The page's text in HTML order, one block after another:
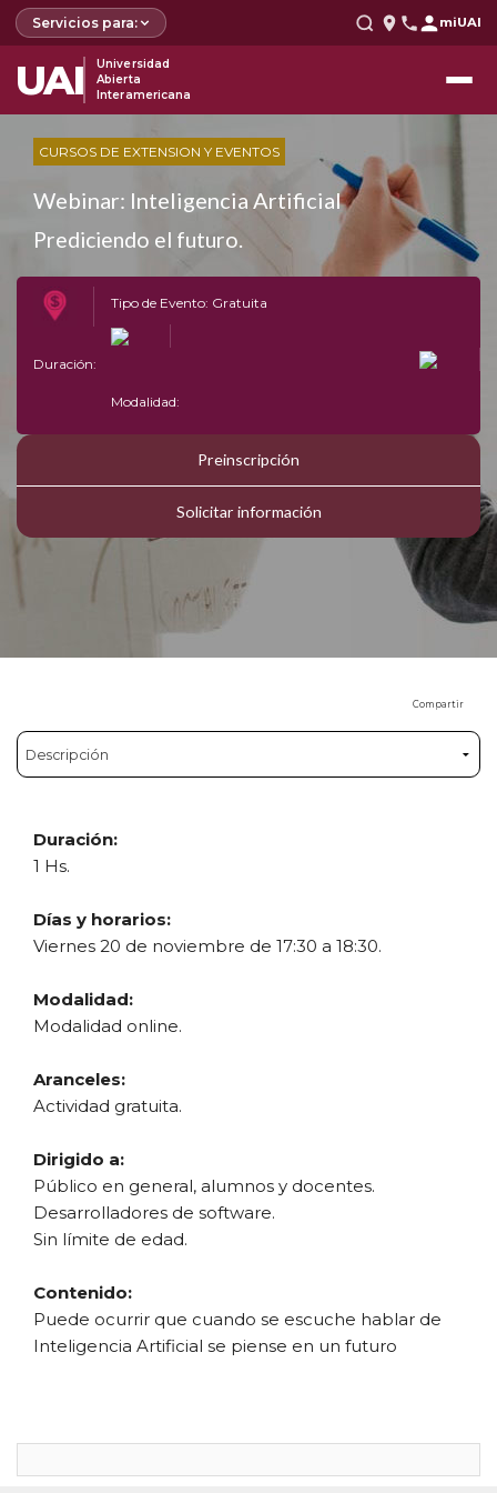
Servicios para: miUAI
UAI
Universidad
Abierta
Interamericana
CURSOS DE EXTENSION Y EVENTOS
Webinar: Inteligencia Artificial
Prediciendo el futuro.
Tipo de Evento: Gratuita
Duración:
Modalidad:
Preinscripción
Solicitar información
Compartir
Duración:
1 Hs.
Días y horarios:
Viernes 20 de noviembre de 17:30 a 18:30.
Modalidad:
Modalidad online.
Aranceles:
Actividad gratuita.
Dirigido a:
Público en general, alumnos y docentes.
Desarrolladores de software.
Sin límite de edad.
Contenido:
Puede ocurrir que cuando se escuche hablar de
Inteligencia Artificial se piense en un futuro
nuevos traductores de Internet, en las ofertas de